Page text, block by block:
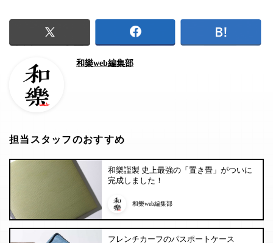
和樂web編集部
担当スタッフのおすすめ
和樂謹製 史上最強の「置き畳」がついに
完成しました！
和樂web編集部
フレンチカーフのパスポートケース